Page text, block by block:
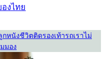
งไทย
กหนังชีวิตติดรองเท้ารถเราไม่
มอง